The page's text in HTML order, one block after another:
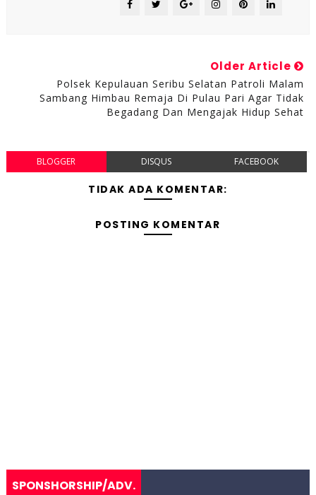
Older Article
Polsek Kepulauan Seribu Selatan Patroli Malam
Sambang Himbau Remaja Di Pulau Pari Agar Tidak
Begadang Dan Mengajak Hidup Sehat
BLOGGER DISQUS FACEBOOK
TIDAK ADA KOMENTAR:
POSTING KOMENTAR
SPONSHORSHIP/ADV.